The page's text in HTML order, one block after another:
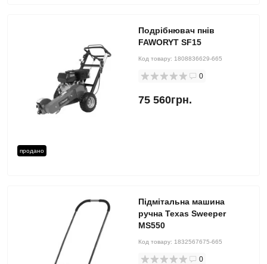
продано
Подрібнювач пнів
FAWORYT SF15
Код товару: 1808836629-665
0
75 560грн.
Підмітальна машина
ручна Texas Sweeper
MS550
Код товару: 1832567675-665
0